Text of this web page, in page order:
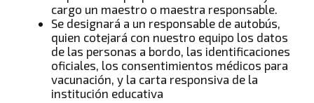
cargo un maestro o maestra responsable.
Se designará a un responsable de autobús,
quien cotejará con nuestro equipo los datos
de las personas a bordo, las identificaciones
oficiales, los consentimientos médicos para
vacunación, y la carta responsiva de la
institución educativa